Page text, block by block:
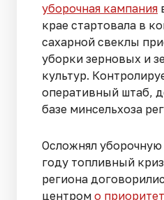
уборочная кампания
крае стартовала в
сахарной свеклы
уборки зерновых и
культур.
оперативный штаб,
базе минсельхоза
Осложнял
году топливный
региона
центром о